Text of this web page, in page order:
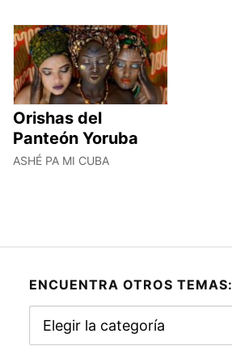
Orishas del
Panteón Yoruba
ASHÉ PA MI CUBA
ENCUENTRA OTROS TEMAS:
otros